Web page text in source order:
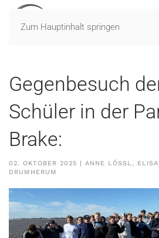
Zum Hauptinhalt springen
Gegenbesuch
Schüler in der
Brake:
02. OKTOBER 2025 | ANNE LÖSSL,
DRUMHERUM